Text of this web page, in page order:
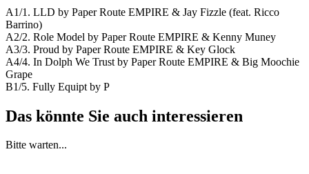
A1/1. LLD by Paper Route EMPIRE & Jay Fizzle (feat. Ricco
Barrino)
A2/2. Role Model by Paper Route EMPIRE & Kenny Muney
A3/3. Proud by Paper Route EMPIRE & Key Glock
A4/4. In Dolph We Trust by Paper Route EMPIRE & Big Moochie
Grape
B1/5. Fully Equipt by P
Das könnte Sie auch interessieren
Bitte warten...